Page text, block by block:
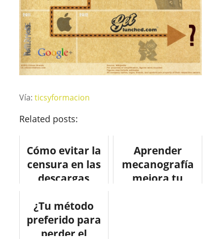
Vía: ticsyformacion
Related posts:
Cómo evitar la
censura en las
descargas
#internet
Aprender
mecanografía
mejora tu
¿Tu método
preferido para
perder el